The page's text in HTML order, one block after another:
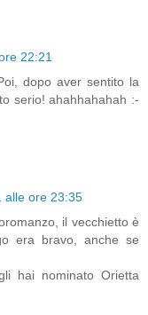
22:21
dopo aver sentito la
serio! ahahhahahah :-
alle ore 23:35
il vecchietto è
era bravo, anche se
hai nominato Orietta